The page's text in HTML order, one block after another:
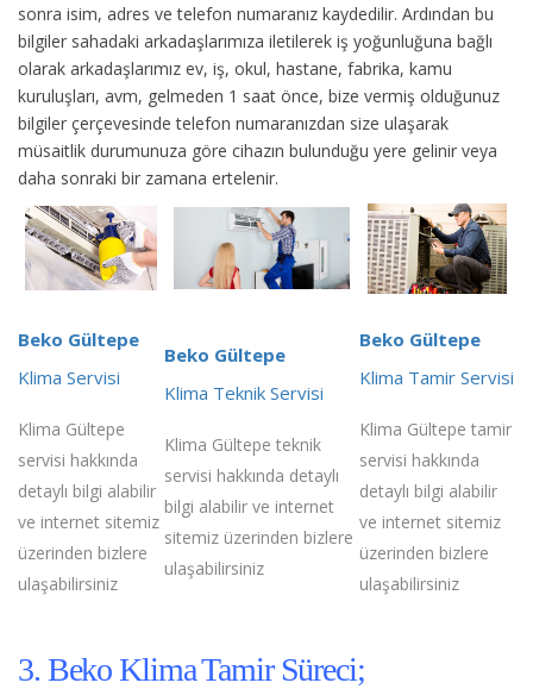
sonra isim, adres ve telefon numaranız kaydedilir. Ardından bu
bilgiler sahadaki arkadaşlarımıza iletilerek iş yoğunluğuna bağlı
olarak arkadaşlarımız ev, iş, okul, hastane, fabrika, kamu
kuruluşları, avm, gelmeden 1 saat önce, bize vermiş olduğunuz
bilgiler çerçevesinde telefon numaranızdan size ulaşarak
müsaitlik durumunuza göre cihazın bulunduğu yere gelinir veya
daha sonraki bir zamana ertelenir.
Beko Gültepe
Klima Servisi
Klima Gültepe
servisi hakkında
detaylı bilgi alabilir
ve internet sitemiz
üzerinden bizlere
ulaşabilirsiniz
Beko Gültepe
Klima Teknik Servisi
Klima Gültepe teknik
servisi hakkında detaylı
bilgi alabilir ve internet
sitemiz üzerinden bizlere
ulaşabilirsiniz
Beko Gültepe
Klima Tamir Servisi
Klima Gültepe tamir
servisi hakkında
detaylı bilgi alabilir
ve internet sitemiz
üzerinden bizlere
ulaşabilirsiniz
3. Beko Klima Tamir Süreci;